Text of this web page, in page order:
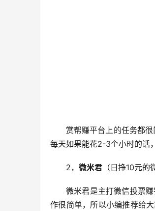
赏帮赚平台上的任务都
每天如果能花2-3个小时的话
2， 微米君 （日挣10元的
微米君是主打微信投票
作很简单，所以小编推荐给